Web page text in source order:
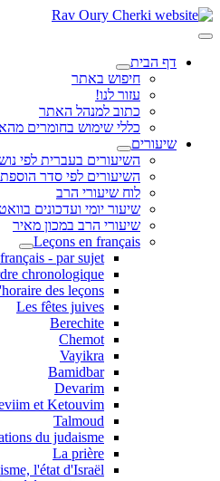
דף הבית
חיפוש באתר
עזור לנו!
כתוב למנהל האתר
כללי שימוש בחומרים
שיעורים
השיעורים בעברית לפי
השיעורים לפי סדר
לוח שיעורי הרב
שיעור יומי ועדכונים
שיעורי הרב במכון מאיר
Leçons en français
- par sujet
chronologique
des leçons
Les fêtes juives
Berechite
Chemot
Vayikra
Bamidbar
Devarim
et Ketouvim
Talmoud
du judaisme
La prière
l'état d'Israël